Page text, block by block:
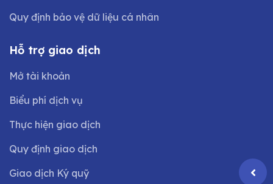
Quy định bảo vệ dữ liệu cá nhân
Hỗ trợ giao dịch
Mở tài khoản
Biểu phí dịch vụ
Thực hiện giao dịch
Quy định giao dịch
Giao dịch Ký quỹ